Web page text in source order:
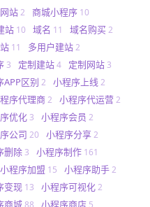
站2 商城小程序 10
站 10 域名 11 域名购买2
11 多用户建站2
3 定制建站4 定制网站 3
APP区别 2 小程序上线 2
序代理商2 小程序代运营2
优化 3 小程序会员 2
公司 20 小程序分享2
删除 3 小程序制作 161
小程序加盟 15 小程序助手2
变现 13 小程序可视化2
商城88 小程序商店 5